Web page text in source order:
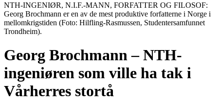
NTH-INGENIØR, N.I.F.-MANN, FORFATTER OG FILOSOF:
Georg Brochmann er en av de mest produktive forfatterne i Norge i
mellomkrigstiden (Foto: Hilfling-Rasmussen, Studentersamfunnet
Trondheim).
Georg Brochmann – NTH-
ingeniøren som ville ha tak i
Vårherres stortå